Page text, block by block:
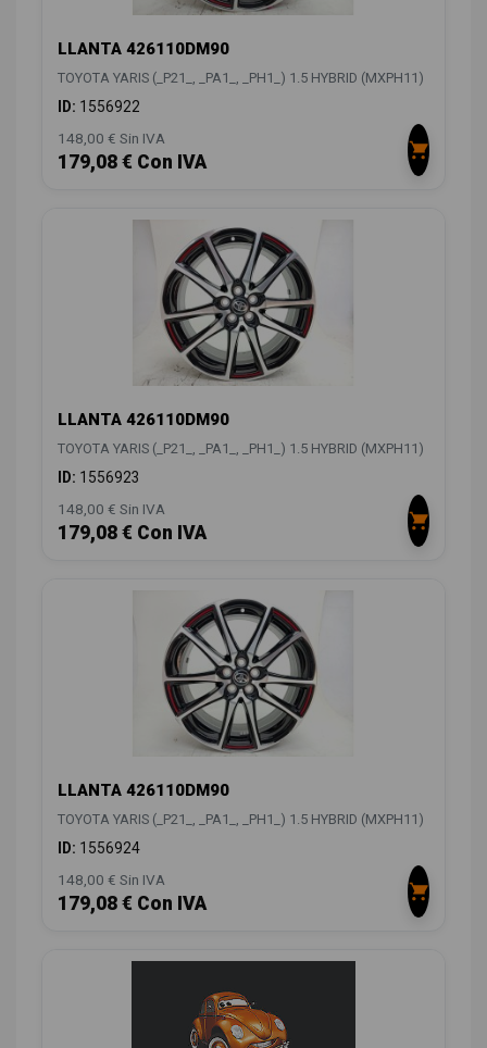
LLANTA 426110DM90
TOYOTA YARIS (_P21_, _PA1_, _PH1_) 1.5 HYBRID (MXPH11)
ID: 1556922
148,00 € Sin IVA
179,08 € Con IVA
LLANTA 426110DM90
TOYOTA YARIS (_P21_, _PA1_, _PH1_) 1.5 HYBRID (MXPH11)
ID: 1556923
148,00 € Sin IVA
179,08 € Con IVA
LLANTA 426110DM90
TOYOTA YARIS (_P21_, _PA1_, _PH1_) 1.5 HYBRID (MXPH11)
ID: 1556924
148,00 € Sin IVA
179,08 € Con IVA